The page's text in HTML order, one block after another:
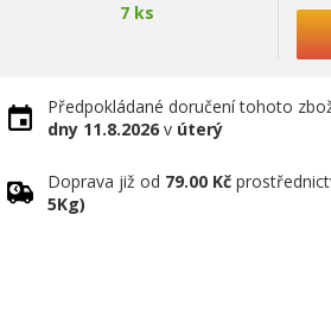
7 ks
Předpokládané doručení tohoto
dny 11.8.2026 v úterý
Doprava již od 79.00 Kč
5Kg)